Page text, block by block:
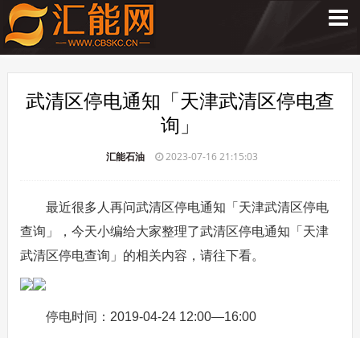
武清区停电通知「天津武清区停电查
询」
汇能石油 2023-07-16 21:15:03
最近很多人再问武清区停电通知「天津武清区停电
查询」，今天小编给大家整理了武清区停电通知「天津
武清区停电查询」的相关内容，请往下看。
停电时间：2019-04-24 12:00—16:00